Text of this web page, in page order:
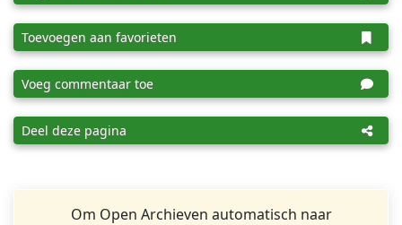
Toevoegen aan favorieten
Voeg commentaar toe
Deel deze pagina
Om Open Archieven automatisch naar